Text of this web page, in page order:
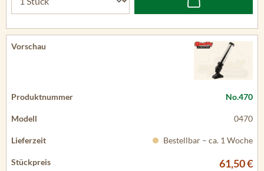
No.470
0470
Bestellbar – ca. 1 Woche
61,50 €